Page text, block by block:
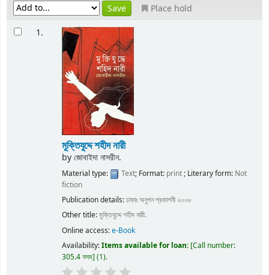
Place hold
1.
মুক্তিযুদ্দে শহীদ নারী
byজোবাইদা নাসরীন.
Material type: Text; Format: print; Literary form: Not
fiction
Publication details:ঢাকাঃঅনুপন প্রকাশনী ২০০৮
Other title:মুক্তিযুদ্দে শহীদ নারী.
Online access:e-Book
Availability:Items available for loan: Call number:
305.4 নসম (1).